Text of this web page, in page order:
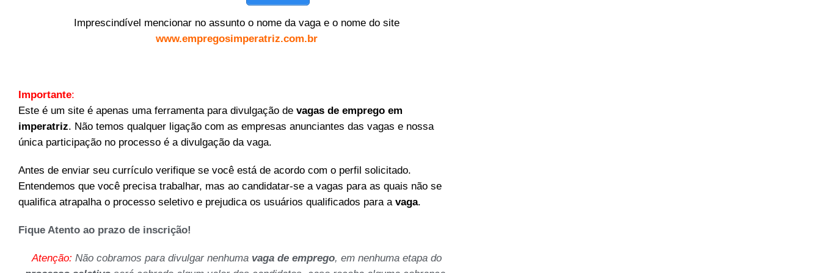
Imprescindível mencionar no assunto o nome da vaga e o nome do site
www.empregosimperatriz.com.br
Importante:
Este é um site é apenas uma ferramenta para divulgação de vagas de emprego em
imperatriz. Não temos qualquer ligação com as empresas anunciantes das vagas e nossa
única participação no processo é a divulgação da vaga.
Antes de enviar seu currículo verifique se você está de acordo com o perfil solicitado.
Entendemos que você precisa trabalhar, mas ao candidatar-se a vagas para as quais não se
qualifica atrapalha o processo seletivo e prejudica os usuários qualificados para a vaga.
Fique Atento ao prazo de inscrição!
Atenção: Não cobramos para divulgar nenhuma vaga de emprego, em nenhuma etapa do